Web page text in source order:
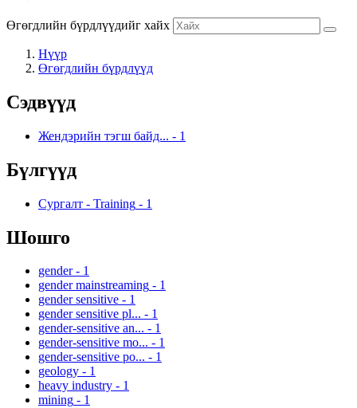
Өгөгдлийн бүрдлүүдийг хайх
Нүүр
Өгөгдлийн бүрдлүүд
Сэдвүүд
Жендэрийн тэгш байд... - 1
Бүлгүүд
Сургалт - Training - 1
Шошго
gender - 1
gender mainstreaming - 1
gender sensitive - 1
gender sensitive pl... - 1
gender-sensitive an... - 1
gender-sensitive mo... - 1
gender-sensitive po... - 1
geology - 1
heavy industry - 1
mining - 1